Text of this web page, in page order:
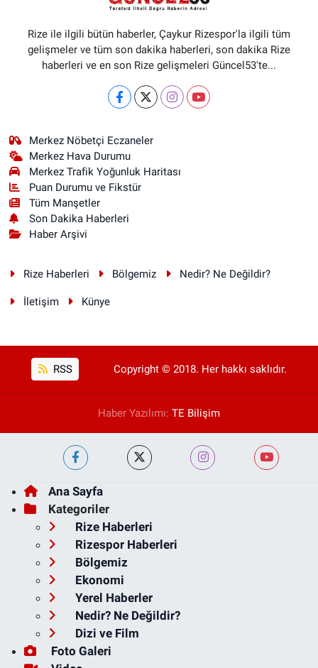
Rize ile ilgili bütün haberler, Çaykur Rizespor'la ilgili tüm
gelişmeler ve tüm son dakika haberleri, son dakika Rize
haberleri ve en son Rize gelişmeleri Güncel53'te...
Merkez Nöbetçi Eczaneler
Merkez Hava Durumu
Merkez Trafik Yoğunluk Haritası
Puan Durumu ve Fikstür
Tüm Manşetler
Son Dakika Haberleri
Haber Arşivi
Rize Haberleri Bölgemiz Nedir? Ne Değildir?
İletişim Künye
RSS Copyright © 2018. Her hakkı saklıdır.
Haber Yazılımı: TE Bilişim
Ana Sayfa
Kategoriler
Rize Haberleri
Rizespor Haberleri
Bölgemiz
Ekonomi
Yerel Haberler
Nedir? Ne Değildir?
Dizi ve Film
Foto Galeri